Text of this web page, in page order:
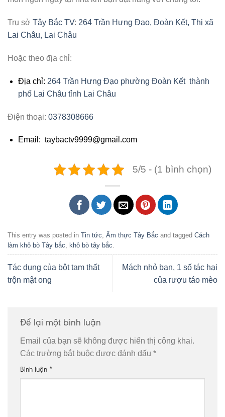
Trụ sở Tây Bắc TV: 264 Trần Hưng Đạo, Đoàn Kết, Thị xã
Lai Châu, Lai Châu
Hoặc theo địa chỉ:
Địa chỉ: 264 Trần Hưng Đạo phường Đoàn Kết thành
phố Lai Châu tỉnh Lai Châu
Điện thoại: 0378308666
Email: taybactv9999@gmail.com
5/5 - (1 bình chọn)
This entry was posted in Tin tức Ẩm thực Tây Bắc and tagged Cách
làm khô bò Tây bắc
khô bò tây bắc
Tác dụng của bột tam thất
trộn mật ong
Mách nhỏ bạn, 1 số tác hại
của rượu táo mèo
Để lại một bình luận
Email của bạn sẽ không được hiển thị công khai.
Các trường bắt buộc được đánh dấu *
Bình luận *